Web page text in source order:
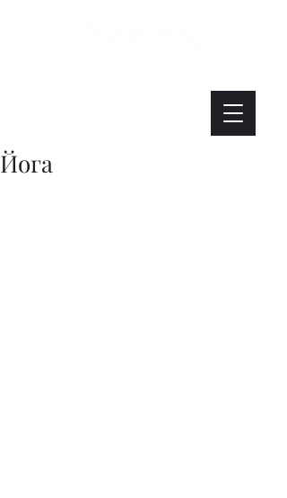
Йога